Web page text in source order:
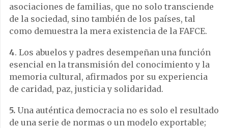
asociaciones de familias, que no solo transciende
de la sociedad, sino también de los países, tal
como demuestra la mera existencia de la FAFCE.
4. Los abuelos y padres desempeñan una función
esencial en la transmisión del conocimiento y la
memoria cultural, afirmados por su experiencia
de caridad, paz, justicia y solidaridad.
5. Una auténtica democracia no es solo el resultado
de una serie de normas o un modelo exportable;